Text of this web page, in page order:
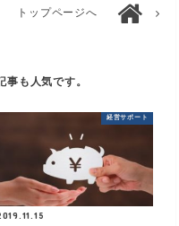
トップページへ
事も人気です。
経営サポート